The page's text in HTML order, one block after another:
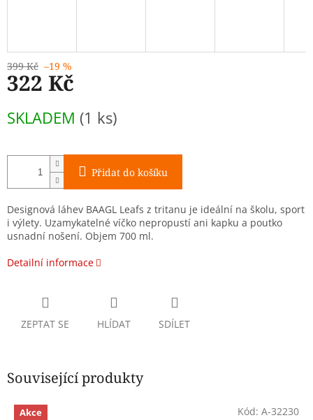
399 Kč –19 %
322 Kč
cena:
SKLADEM (1 ks)
Přidat do košíku
Designová láhev BAAGL Leafs z tritanu je ideální na školu, sport
i výlety. Uzamykatelné víčko nepropustí ani kapku a poutko
usnadní nošení. Objem 700 ml.
Detailní informace
ZEPTAT SE HLÍDAT SDÍLET
Související produkty
Akce Kód: A-32230